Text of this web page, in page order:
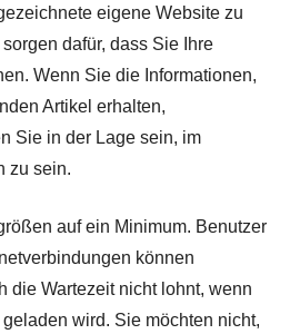
eigene Website zu
dafür, dass Sie Ihre
Wenn Sie die Informationen,
Artikel erhalten,
Sie in der Lage sein, im
zu sein.
auf ein Minimum. Benutzer
können
die Wartezeit nicht lohnt, wenn
geladen wird. Sie möchten nicht,